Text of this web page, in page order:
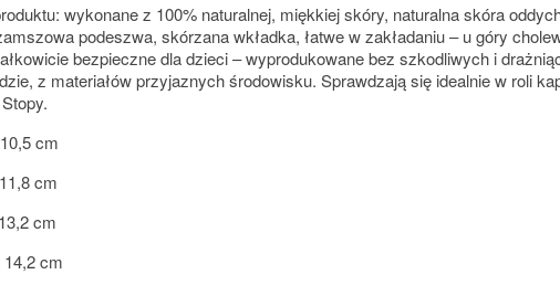
wykonane z 100% naturalnej, miękkiej skóry, naturalna skóra
podeszwa, skórzana wkładka, łatwe w zakładaniu – u góry
bezpieczne dla dzieci – wyprodukowane bez szkodliwych i
z materiałów przyjaznych środowisku. Sprawdzają się idealnie w roli
cm
cm
cm
14,2 cm